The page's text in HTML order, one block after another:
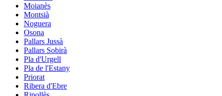
Moianès
Montsià
Noguera
Osona
Pallars Jussà
Pallars Sobirà
Pla d'Urgell
Pla de l'Estany
Priorat
Ribera d'Ebre